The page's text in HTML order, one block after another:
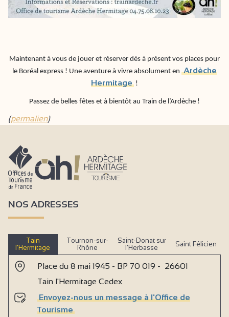
Maintenant à vous de jouer et réserver dès à présent vos places pour
le Boréal express ! Une aventure à vivre absolument en Ardèche
Hermitage !
Passez de belles fêtes et à bientôt au Train de l’Ardèche !
(permalien)
NOS ADRESSES
Tain
l’Hermitage
Tournon-sur-
Rhône
Saint-Donat sur
l’Herbasse
Saint Félicien
Place du 8 mai 1945 - BP 70 019 - 26601
Tain l'Hermitage Cedex
Envoyez-nous un message à l'Office de
Tourisme